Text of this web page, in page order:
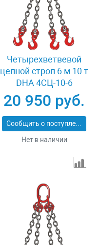
Четырехветвевой
цепной строп 6 м 10 т
DHA 4СЦ-10-6
20 950 руб.
Сообщить о поступлении
Нет в наличии